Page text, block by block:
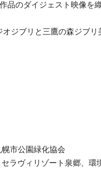
のダイジェスト映像を
ジブリと三鷹の森ジブ
市公園緑化協会
ラヴィリゾート泉郷、環